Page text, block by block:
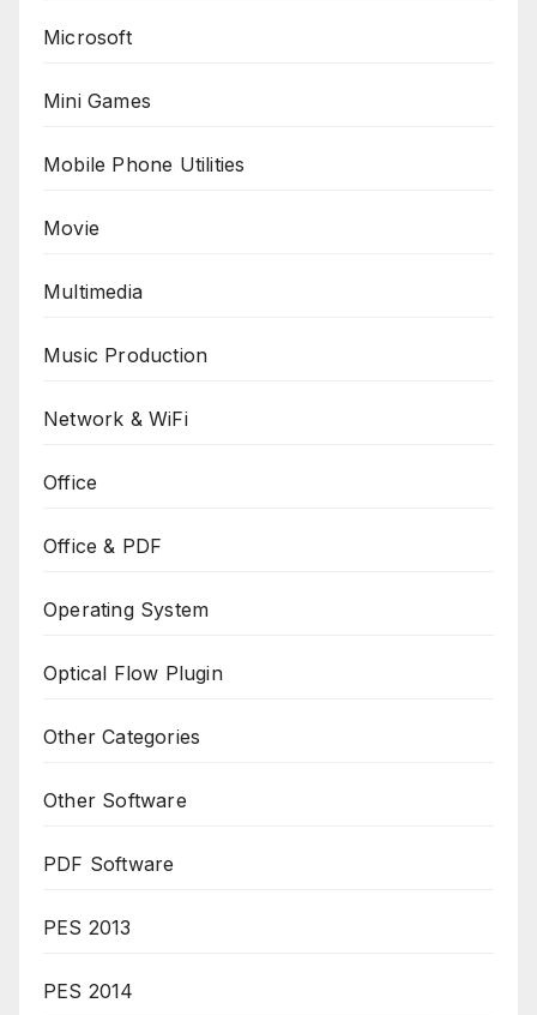
Microsoft
Mini Games
Mobile Phone Utilities
Movie
Multimedia
Music Production
Network & WiFi
Office
Office & PDF
Operating System
Optical Flow Plugin
Other Categories
Other Software
PDF Software
PES 2013
PES 2014